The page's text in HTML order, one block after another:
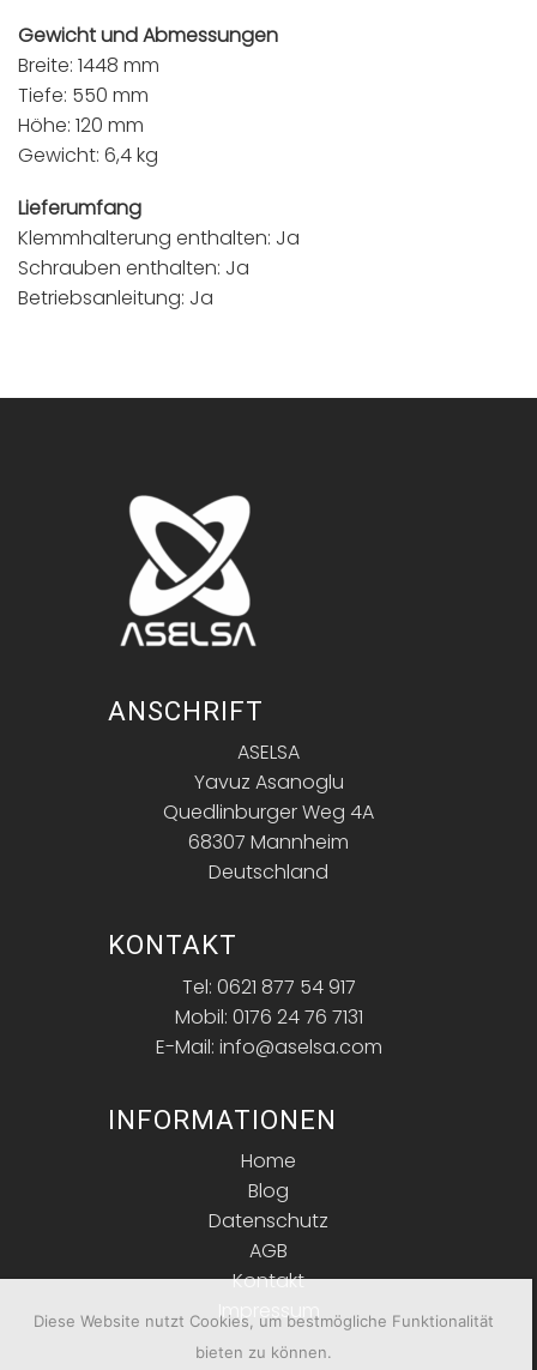
Gewicht und Abmessungen
Breite: 1448 mm
Tiefe: 550 mm
Höhe: 120 mm
Gewicht: 6,4 kg
Lieferumfang
Klemmhalterung enthalten: Ja
Schrauben enthalten: Ja
Betriebsanleitung: Ja
ANSCHRIFT
ASELSA
Yavuz Asanoglu
Quedlinburger Weg 4A
68307 Mannheim
Deutschland
KONTAKT
Tel: 0621 877 54 917
Mobil: 0176 24 76 7131
E-Mail: info@aselsa.com
INFORMATIONEN
Home
Blog
Datenschutz
AGB
Kontakt
Impressum
Diese Website nutzt Cookies, um bestmögliche Funktionalität
bieten zu können.